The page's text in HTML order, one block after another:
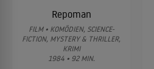
Repoman
FILM • KOMÖDIEN, SCIENCE-
FICTION, MYSTERY & THRILLER,
KRIMI
1984 • 92 MIN.